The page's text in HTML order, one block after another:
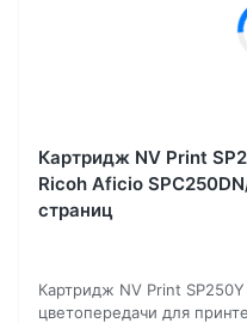
Картридж NV Print
Ricoh Aficio
страниц
Картридж NV Print
цветопередачи для